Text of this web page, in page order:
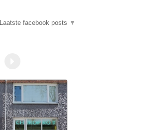
Laatste facebook posts ▼